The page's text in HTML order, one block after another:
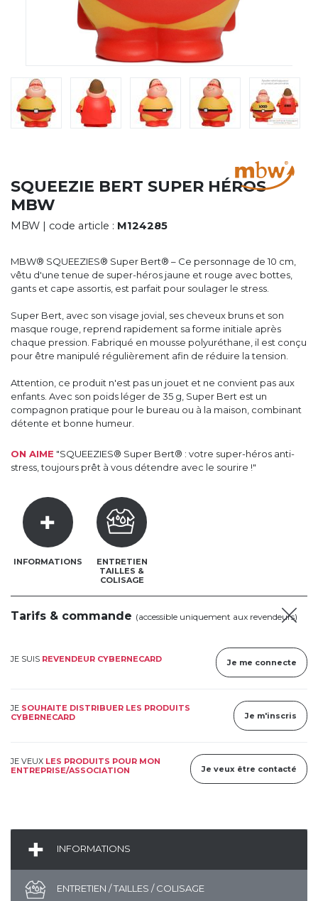
ROADSHOWS, FORUM DES EXPERTS
MARQUES & CERTIFICATS
TECHNIQUES MARQUAGE
BLOG
SQUEEZIE BERT SUPER HÉROS
MBW
MBW | code article : M124285
MBW® SQUEEZIES® Super Bert® – Ce personnage de 10 cm,
vêtu d'une tenue de super-héros jaune et rouge avec bottes,
gants et cape assortis, est parfait pour soulager le stress.
Super Bert, avec son visage jovial, ses cheveux bruns et son
masque rouge, reprend rapidement sa forme initiale après
chaque pression. Fabriqué en mousse polyuréthane, il est conçu
pour être manipulé régulièrement afin de réduire la tension.
Attention, ce produit n'est pas un jouet et ne convient pas aux
enfants. Avec son poids léger de 35 g, Super Bert est un
compagnon pratique pour le bureau ou à la maison, combinant
détente et bonne humeur.
ON AIME "SQUEEZIES® Super Bert® : votre super-héros anti-
stress, toujours prêt à vous détendre avec le sourire !"
INFORMATIONS
ENTRETIEN
TAILLES &
COLISAGE
Tarifs & commande (accessible uniquement aux revendeurs)
JE SUIS REVENDEUR CYBERNECARD Je me connecte
JE SOUHAITE DISTRIBUER LES PRODUITS
CYBERNECARD
Je m'inscris
JE VEUX LES PRODUITS POUR MON
ENTREPRISE/ASSOCIATION
Je veux être contacté
INFORMATIONS
ENTRETIEN / TAILLES / COLISAGE